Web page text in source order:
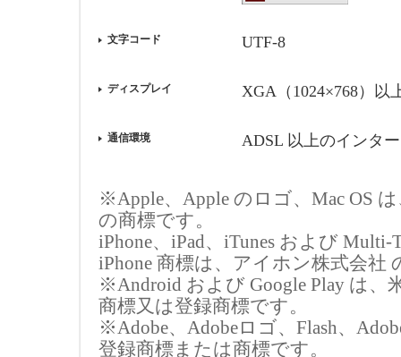
文字コード UTF-8
ディスプレイ XGA（1024×768）以
通信環境 ADSL 以上のインタ
※Apple、Apple のロゴ、Mac OS
の商標です。
iPhone、iPad、iTunes および
iPhone 商標は、アイホン株式会
※Android および Google Play は、
商標又は登録商標です。
※Adobe、Adobeロゴ、Flash、
登録商標または商標です。